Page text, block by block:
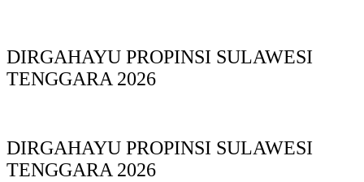
DIRGAHAYU PROPINSI SULAWESI
TENGGARA 2026
DIRGAHAYU PROPINSI SULAWESI
TENGGARA 2026